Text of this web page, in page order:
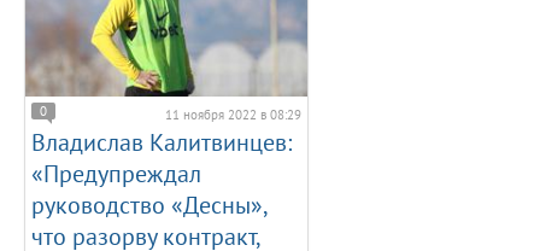
0 11 ноября 2022 в 08:29
Владислав Калитвинцев:
«Предупреждал
руководство «Десны»,
что разорву контракт,